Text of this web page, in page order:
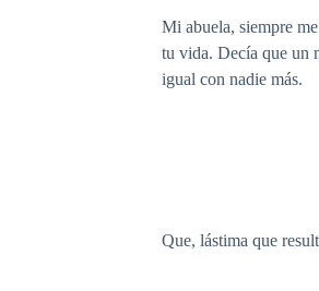
Mi abuela, siempre
tu vida. Decía que un
igual con nadie más.
Que, lástima que